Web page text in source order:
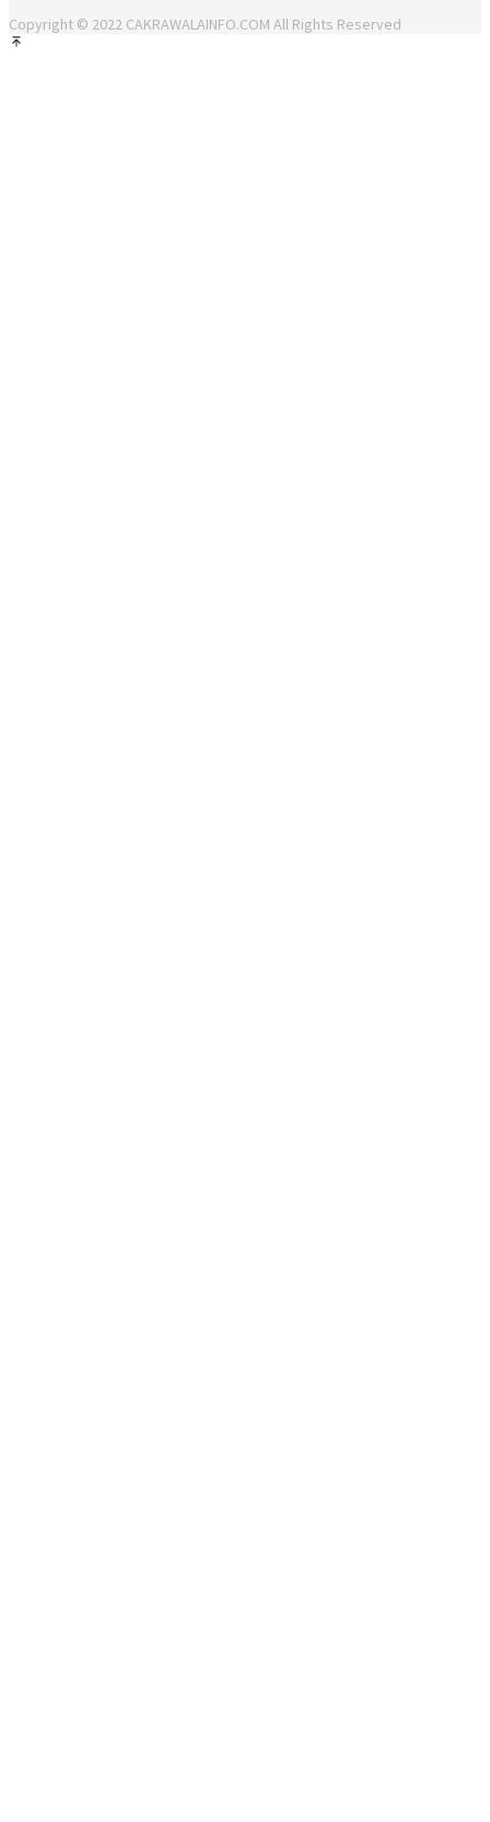
Copyright © 2022 CAKRAWALAINFO.COM All Rights Reserved